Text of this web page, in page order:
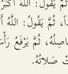
ثُمَّ يَقُولُ: اللَّهُ
ثُمَّ يَرْفَعُ
صَلاتُهُ.